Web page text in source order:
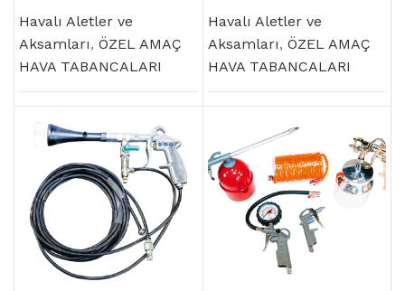
Tabancası
Havalı Aletler ve
Aksamları, ÖZEL AMAÇ
HAVA TABANCALARI
Havalı Aletler ve
Aksamları, ÖZEL AMAÇ
HAVA TABANCALARI